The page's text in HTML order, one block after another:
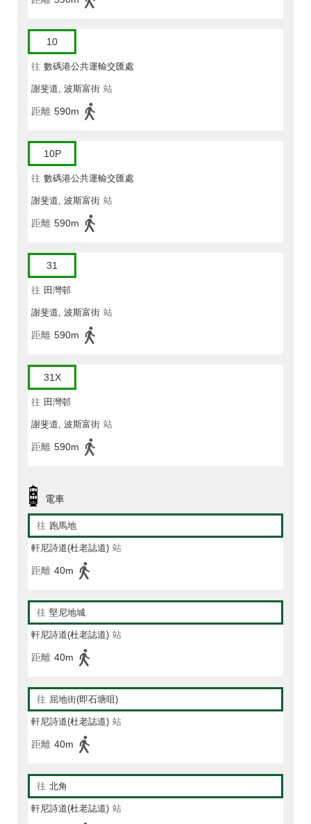
10
往 數碼港公共運輸交匯處
謝斐道, 波斯富街 站
距離 590m
10P
往 數碼港公共運輸交匯處
謝斐道, 波斯富街 站
距離 590m
31
往 田灣邨
謝斐道, 波斯富街 站
距離 590m
31X
往 田灣邨
謝斐道, 波斯富街 站
距離 590m
電車
往 跑馬地
軒尼詩道(杜老誌道) 站
距離 40m
往 堅尼地城
軒尼詩道(杜老誌道) 站
距離 40m
往 屈地街(即石塘咀)
軒尼詩道(杜老誌道) 站
距離 40m
往 北角
軒尼詩道(杜老誌道) 站